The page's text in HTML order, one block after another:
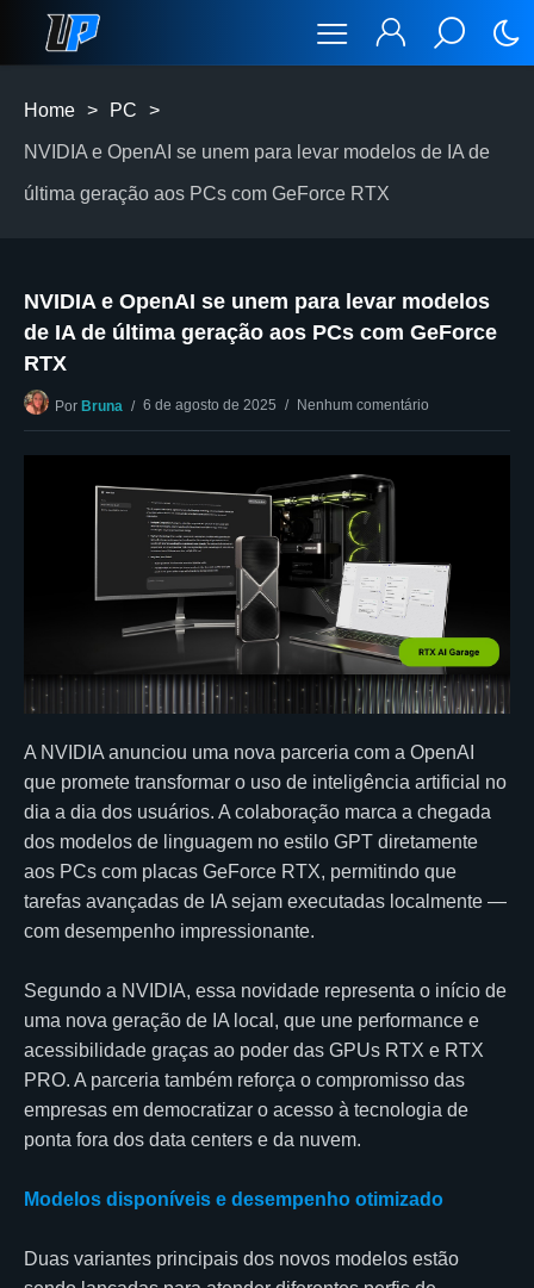
Home > PC >
NVIDIA e OpenAI se unem para levar modelos de IA de
última geração aos PCs com GeForce RTX
NVIDIA e OpenAI se unem para levar modelos
de IA de última geração aos PCs com GeForce
RTX
Por Bruna 6 de agosto de 2025 Nenhum comentário
A NVIDIA anunciou uma nova parceria com a OpenAI
que promete transformar o uso de inteligência artificial no
dia a dia dos usuários. A colaboração marca a chegada
dos modelos de linguagem no estilo GPT diretamente
aos PCs com placas GeForce RTX, permitindo que
tarefas avançadas de IA sejam executadas localmente —
com desempenho impressionante.
Segundo a NVIDIA, essa novidade representa o início de
uma nova geração de IA local, que une performance e
acessibilidade graças ao poder das GPUs RTX e RTX
PRO. A parceria também reforça o compromisso das
empresas em democratizar o acesso à tecnologia de
ponta fora dos data centers e da nuvem.
Modelos disponíveis e desempenho otimizado
Duas variantes principais dos novos modelos estão